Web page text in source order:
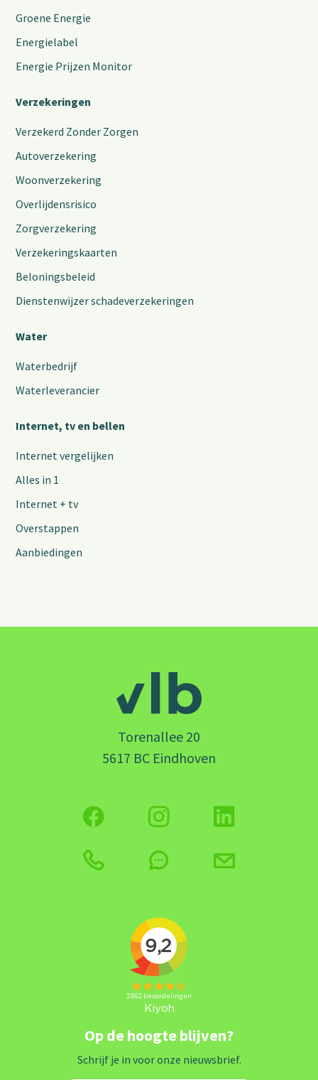
Groene Energie
Energielabel
Energie Prijzen Monitor
Verzekeringen
Verzekerd Zonder Zorgen
Autoverzekering
Woonverzekering
Overlijdensrisico
Zorgverzekering
Verzekeringskaarten
Beloningsbeleid
Dienstenwijzer schadeverzekeringen
Water
Waterbedrijf
Waterleverancier
Internet, tv en bellen
Internet vergelijken
Alles in 1
Internet + tv
Overstappen
Aanbiedingen
Torenallee 20
5617 BC Eindhoven
Op de hoogte blijven?
Schrijf je in voor onze nieuwsbrief.